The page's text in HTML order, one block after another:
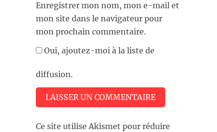
Enregistrer mon nom, mon e-mail et
mon site dans le navigateur pour
mon prochain commentaire.
Oui, ajoutez-moi à la liste de
diffusion.
Ce site utilise Akismet pour réduire